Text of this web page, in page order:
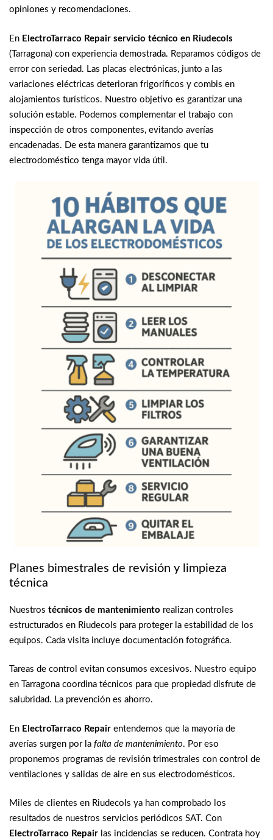
opiniones y recomendaciones.
En ElectroTarraco Repair servicio técnico en Riudecols
(Tarragona) con experiencia demostrada. Reparamos códigos de
error con seriedad. Las placas electrónicas, junto a las
variaciones eléctricas deterioran frigoríficos y combis en
alojamientos turísticos. Nuestro objetivo es garantizar una
solución estable. Podemos complementar el trabajo con
inspección de otros componentes, evitando averías
encadenadas. De esta manera garantizamos que tu
electrodoméstico tenga mayor vida útil.
Planes bimestrales de revisión y limpieza
técnica
Nuestros técnicos de mantenimiento realizan controles
estructurados en Riudecols para proteger la estabilidad de los
equipos. Cada visita incluye documentación fotográfica.
Tareas de control evitan consumos excesivos. Nuestro equipo
en Tarragona coordina técnicos para que propiedad disfrute de
salubridad. La prevención es ahorro.
En ElectroTarraco Repair entendemos que la mayoría de
averías surgen por la falta de mantenimiento. Por eso
proponemos programas de revisión trimestrales con control de
ventilaciones y salidas de aire en sus electrodomésticos.
Miles de clientes en Riudecols ya han comprobado los
resultados de nuestros servicios periódicos SAT. Con
ElectroTarraco Repair las incidencias se reducen. Contrata hoy